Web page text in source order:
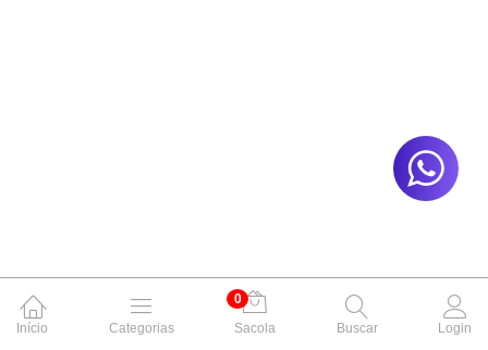
Início Categorias
0
Sacola
Buscar Login